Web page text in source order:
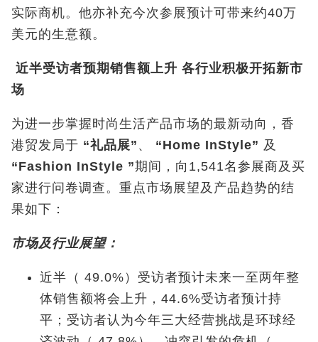
实际商机。他亦补充今次参展预计可带来约40万
美元的生意额。
近半受访者预期销售额上升 各行业积极开拓新市
场
为进一步掌握时尚生活产品市场的最新动向，香
港贸发局于 “礼品展” 、 “Home InStyle” 及
“Fashion InStyle ”期间，向1,541名参展商及买
家进行问卷调查。重点市场展望及产品趋势的结
果如下：
市场及行业展望：
近半（ 49.0%）受访者预计未来一至两年整
体销售额将会上升，44.6%受访者预计持
平；受访者认为今年三大经营挑战是环球经